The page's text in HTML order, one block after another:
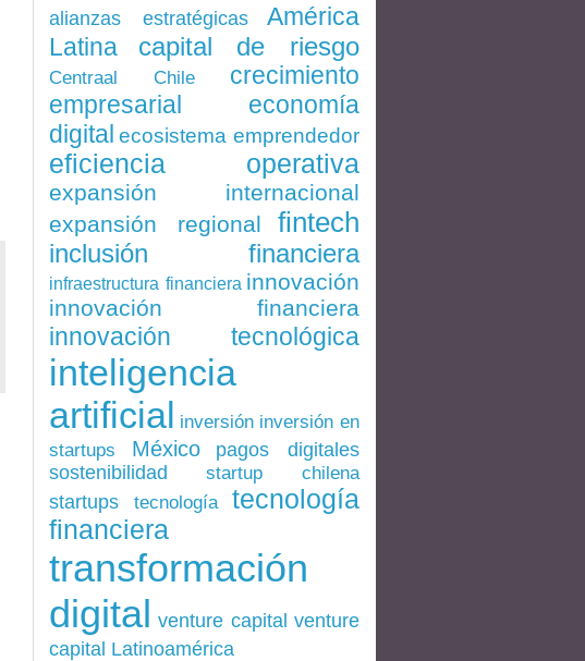
alianzas estratégicas
América
Latina
capital de riesgo
Centraal Chile
crecimiento
empresarial
economía
digital ecosistema emprendedor
eficiencia operativa
expansión internacional
expansión regional
fintech
inclusión financiera
infraestructura financiera innovación
innovación financiera
innovación tecnológica
inteligencia
artificial inversión inversión en
startups
México pagos digitales
sostenibilidad startup chilena
startups tecnología
tecnología
financiera
transformación
digital venture capital venture
capital Latinoamérica